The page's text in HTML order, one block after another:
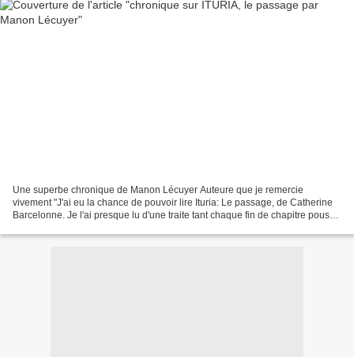
Une superbe chronique de Manon Lécuyer Auteure que je remercie
vivement "J'ai eu la chance de pouvoir lire Ituria: Le passage, de Catherine
Barcelonne. Je l'ai presque lu d'une traite tant chaque fin de chapitre pousse